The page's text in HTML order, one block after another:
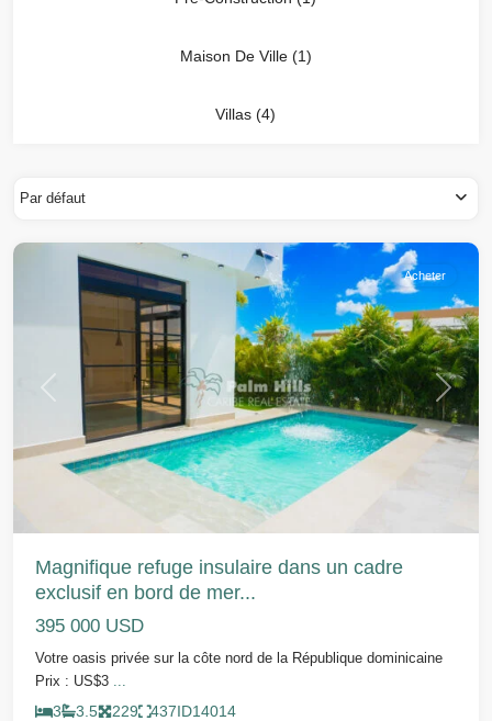
Maison De Ville (1)
Villas (4)
Par défaut
Précédent Suivant
Acheter
Magnifique refuge insulaire dans un cadre
exclusif en bord de mer...
395 000 USD
Votre oasis privée sur la côte nord de la République dominicaine
Prix : US$3
3 3.5 229 437ID14014